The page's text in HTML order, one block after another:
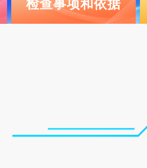
检查事项和依据